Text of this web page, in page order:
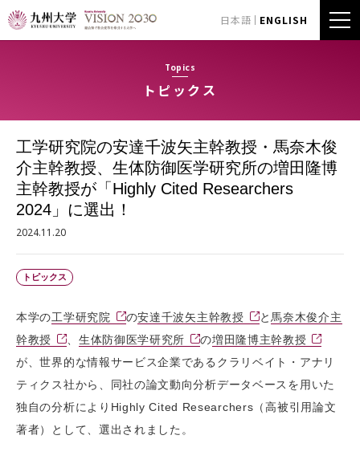
日本語 ENGLISH
Topics
トピックス
工学研究院の安達千波矢主幹教授・馬奈木俊
介主幹教授、生体防御医学研究所の増田隆博
主幹教授が「Highly Cited Researchers
2024」に選出！
2024.11.20
トピックス
本学の工学研究院 の安達千波矢主幹教授 と 馬奈木俊介主
幹教授
生体防御医学研究所 の増田隆博主幹教授
が、世界的な情報サービス企業であるクラリベイト・アナリ
ティクス社から、同社の論文動向分析データベースを用いた
独自の分析によりHighly Cited Researchers（高被引用論文
著者）として、選出されました。